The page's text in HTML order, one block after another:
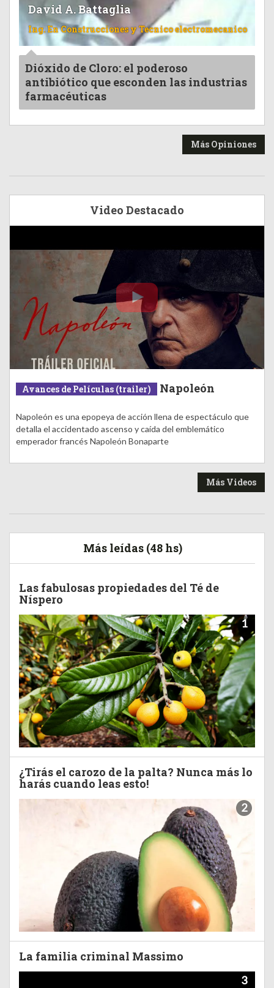
David A. Battaglia
Ing. En Construcciones y Tecnico electromecanico
Dióxido de Cloro: el poderoso
antibiótico que esconden las industrias
farmacéuticas
Más Opiniones
Video Destacado
Avances de Películas (trailer) Napoleón
Napoleón es una epopeya de acción llena de espectáculo que
detalla el accidentado ascenso y caída del emblemático
emperador francés Napoleón Bonaparte
Más Videos
Más leídas (48 hs)
Las fabulosas propiedades del Té de
Níspero
1
¿Tirás el carozo de la palta? Nunca más lo
harás cuando leas esto!
2
La familia criminal Massimo
3